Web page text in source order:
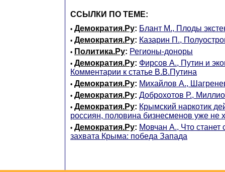
ССЫЛКИ ПО ТЕМЕ:
• Демократия.Ру: Блант М., Плоды
• Демократия.Ру: Казарин П.,
• Политика.Ру: Регионы-доноры
• Демократия.Ру: Фирсов А., Путин и
Комментарии к статье В.В.Путина
• Демократия.Ру: Михайлов А.,
• Демократия.Ру: Доброхотов Р.,
• Демократия.Ру: Крымский наркотик
россиян, половина бизнесменов уже не
• Демократия.Ру: Мовчан А., Что станет
захвата Крыма: победа Запада